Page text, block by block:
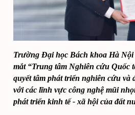
Trường Đại học Bách khoa Hà
mắt “Trung tâm Nghiên cứu Quốc
quyết tâm phát triển nghiên cứu và
với các lĩnh vực công nghệ mũi
phát triển kinh tế - xã hội của đất